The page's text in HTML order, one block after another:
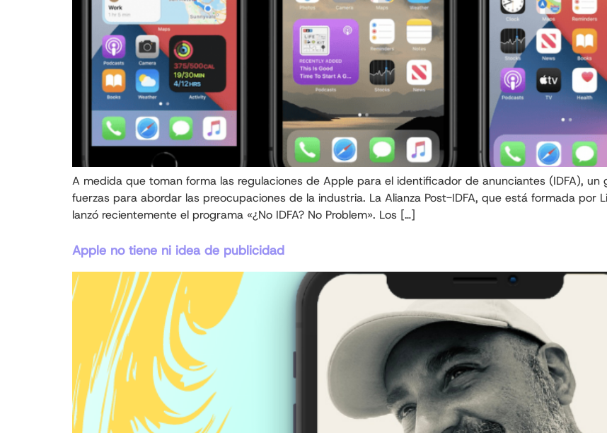
A medida que toman forma las regulaciones de Apple para el identificador de anunciantes (IDFA),
fuerzas para abordar las preocupaciones de la industria. La Alianza Post-IDFA, que está formada por
lanzó recientemente el programa «¿No IDFA? No Problem». Los […]
Apple no tiene ni idea de publicidad